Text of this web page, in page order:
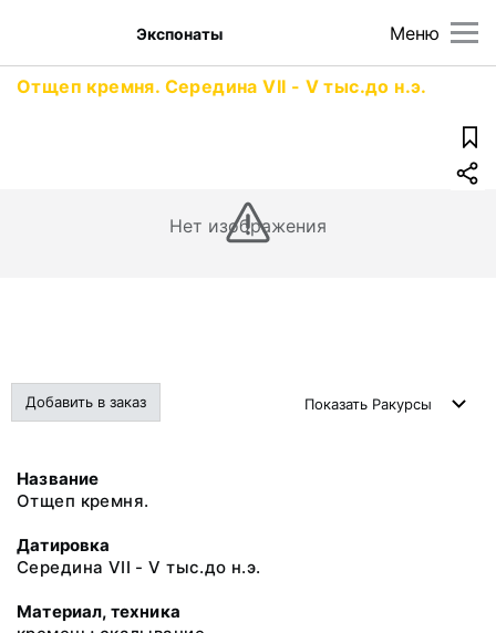
Меню
Экспонаты
Отщеп кремня. Середина VII - V тыс.до н.э.
Нет изображения
Добавить в заказ Показать Ракурсы
Название
Отщеп кремня.
Датировка
Середина VII - V тыс.до н.э.
Материал, техника